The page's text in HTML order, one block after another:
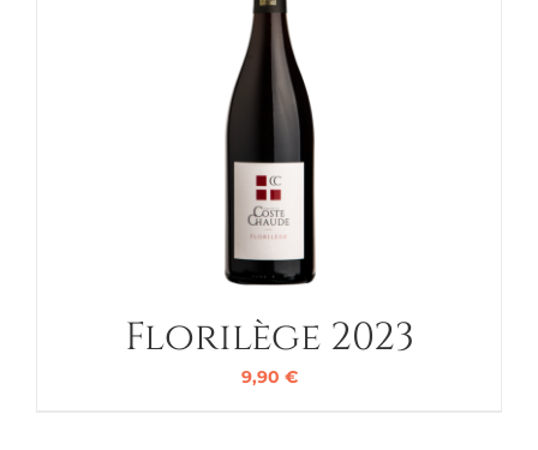
Florilège 2023
9,90 €